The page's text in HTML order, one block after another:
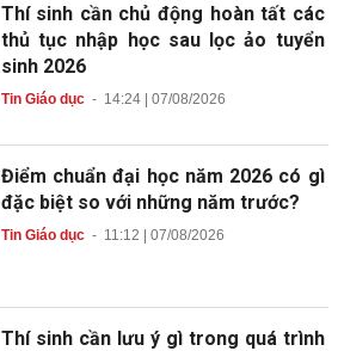
Thí sinh cần chủ động hoàn tất các
thủ tục nhập học sau lọc ảo tuyển
sinh 2026
Tin Giáo dục- 14:24 | 07/08/2026
Điểm chuẩn đại học năm 2026 có gì
đặc biệt so với những năm trước?
Tin Giáo dục- 11:12 | 07/08/2026
Thí sinh cần lưu ý gì trong quá trình